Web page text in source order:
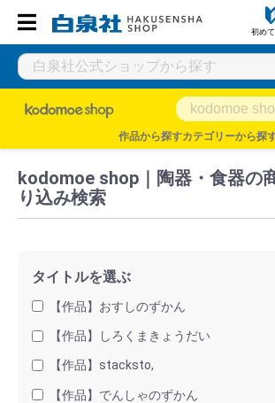
初め
作品から探すカテゴリーから探
白泉社公式ショップ HAKUSENSHA SHOP
kodomoe shop｜陶器・食器の
り込み検索
タイトルを選ぶ
【作品】おすしのずかん
【作品】しろくまきょうだい
【作品】stacksto,
【作品】でんしゃのずかん